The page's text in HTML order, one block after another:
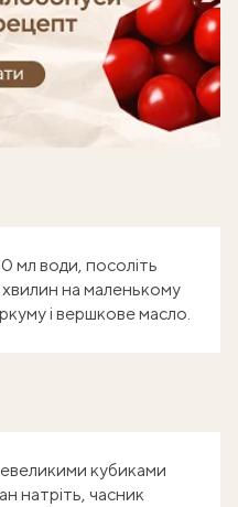
мл води, посоліть
хвилин на маленькому
і вершкове масло.
кубиками
натріть, часник